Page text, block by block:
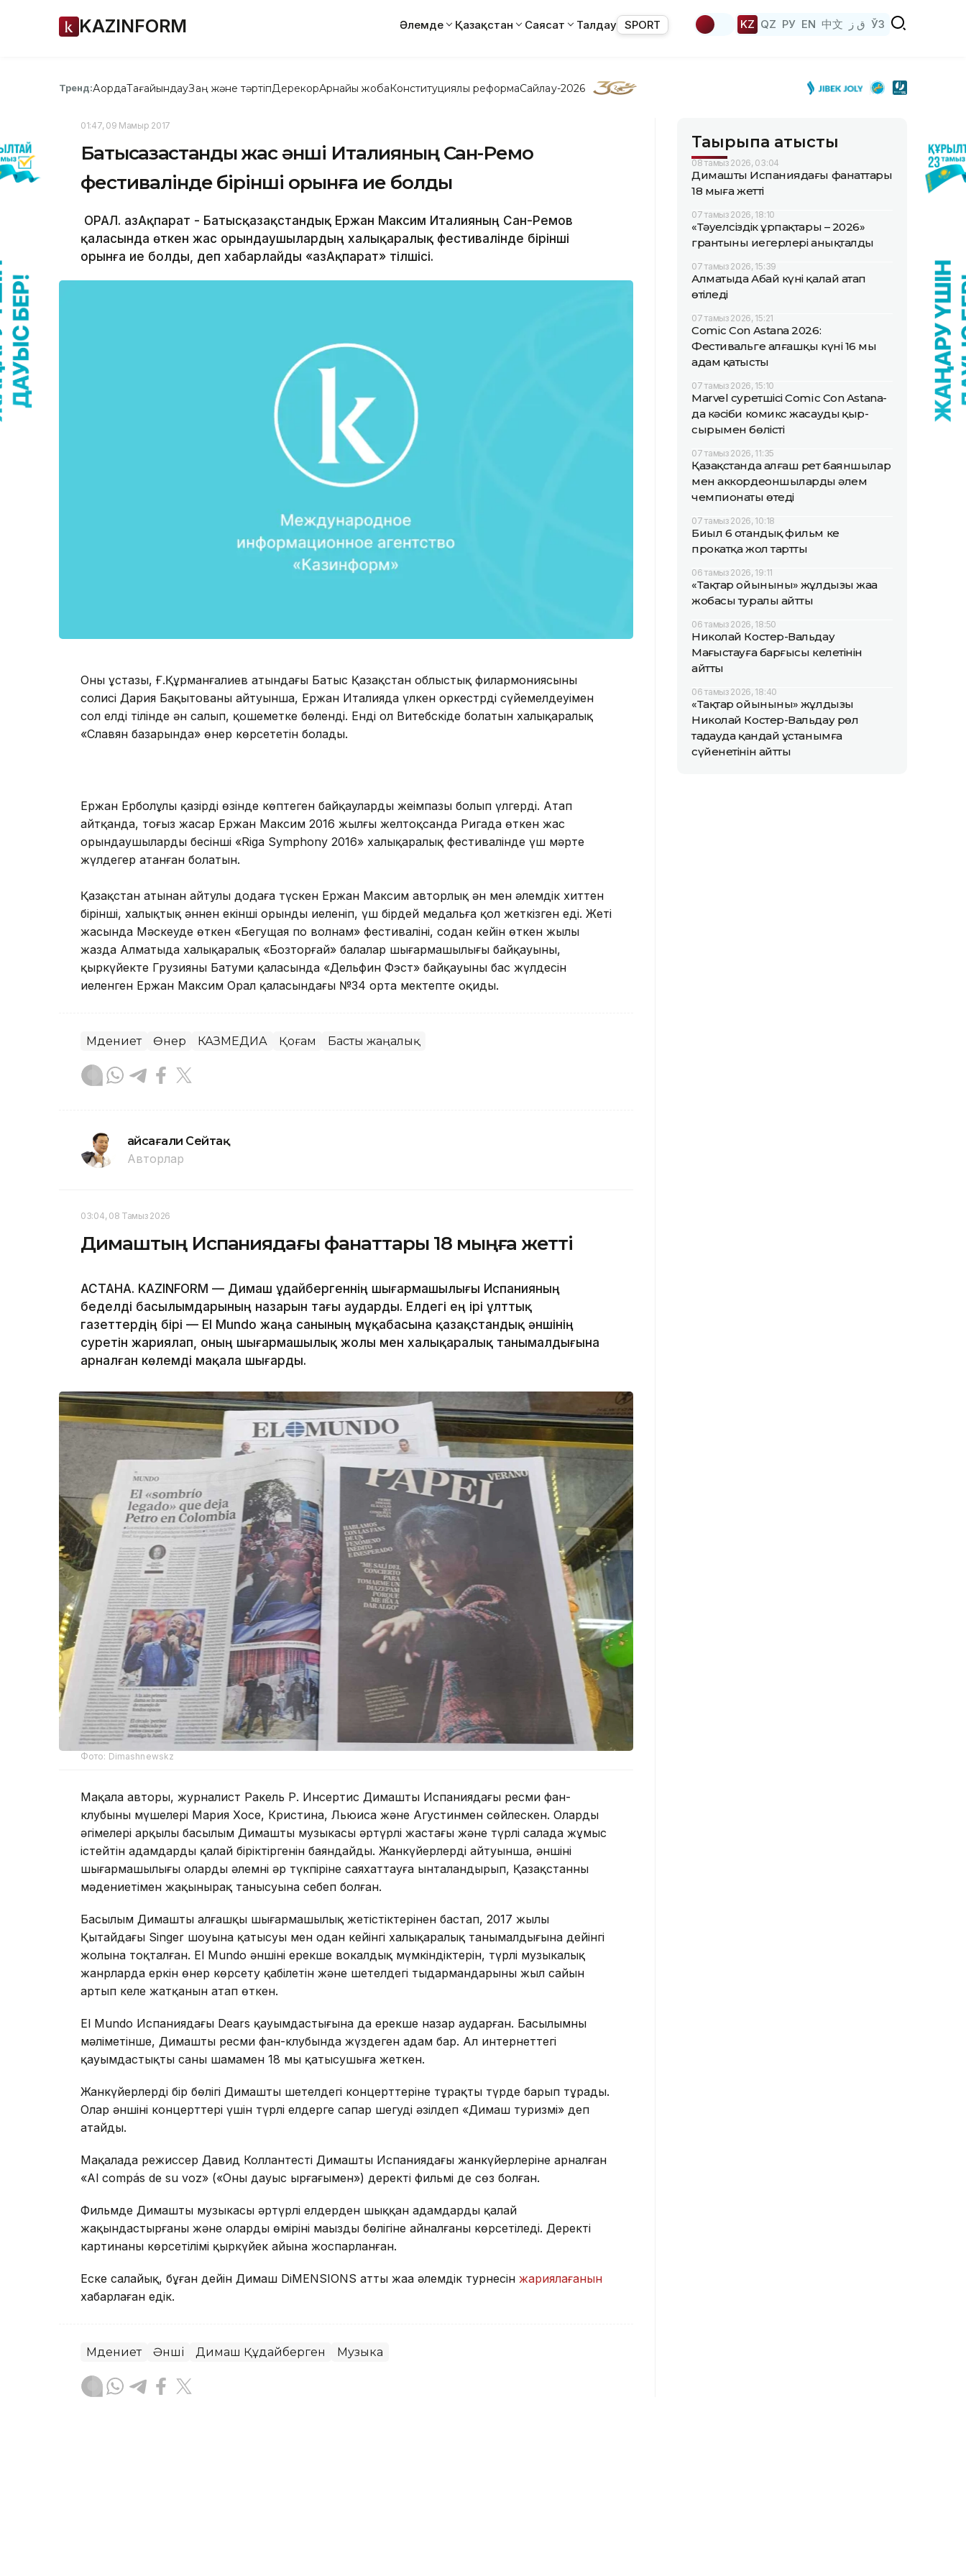
KAZINFORM Әлемде Қазақстан Саясат Талдау SPORT KZ QZ РУ EN 中文 ق ز ЎЗ
Тренд:АқордаТағайындауЗаң және тәртіпДерекқорАрнайы жобаКонституциялық реформаСайлау-2026
01:47, 09 Мамыр 2017
Батысқазақстандық жас әнші Италияның Сан-Ремо
фестивалінде бірінші орынға ие болды
ОРАЛ. ҚазАқпарат - Батысқазақстандық Ержан Максим Италияның Сан-Ремов
қаласында өткен жас орындаушылардың халықаралық фестивалінде бірінші
орынға ие болды, деп хабарлайды «ҚазАқпарат» тілшісі.
Оның ұстазы, Ғ.Құрманғалиев атындағы Батыс Қазақстан облыстық филармониясының
солисі Дария Бақытованың айтуынша, Ержан Италияда үлкен оркестрдің сүйемелдеуімен
сол елдің тілінде ән салып, қошеметке бөленді. Енді ол Витебскіде болатын халықаралық
«Славян базарында» өнер көрсететін болады.
Ержан Ерболұлы қазірдің өзінде көптеген байқаулардың жеңімпазы болып үлгерді. Атап
айтқанда, тоғыз жасар Ержан Максим 2016 жылғы желтоқсанда Ригада өткен жас
орындаушылардың бесінші «Riga Symphony 2016» халықаралық фестивалінде үш мәрте
жүлдегер атанған болатын.
Қазақстан атынан айтулы додаға түскен Ержан Максим авторлық ән мен әлемдік хиттен
бірінші, халықтық әннен екінші орынды иеленіп, үш бірдей медальға қол жеткізген еді. Жеті
жасында Мәскеуде өткен «Бегущая по волнам» фестивалінің, содан кейін өткен жылы
жазда Алматыда халықаралық «Бозторғай» балалар шығармашылығы байқауының,
қыркүйекте Грузияның Батуми қаласында «Дельфин Фэст» байқауының бас жүлдесін
иеленген Ержан Максим Орал қаласындағы №34 орта мектепте оқиды.
Мәдениет Өнер КАЗМЕДИА Қоғам Басты жаңалық
Ғайсағали Сейтақ
Авторлар
03:04, 08 Тамыз 2026
Димаштың Испаниядағы фанаттары 18 мыңға жетті
АСТАНА. KAZINFORM — Димаш Құдайбергеннің шығармашылығы Испанияның
беделді басылымдарының назарын тағы аударды. Елдегі ең ірі ұлттық
газеттердің бірі — El Mundo жаңа санының мұқабасына қазақстандық әншінің
суретін жариялап, оның шығармашылық жолы мен халықаралық танымалдығына
арналған көлемді мақала шығарды.
Фото: Dimashnewskz
Мақала авторы, журналист Ракель Р. Инсертис Димаштың Испаниядағы ресми фан-
клубының мүшелері Мария Хосе, Кристина, Льюиса және Агустинмен сөйлескен. Олардың
әңгімелері арқылы басылым Димаштың музыкасы әртүрлі жастағы және түрлі салада жұмыс
істейтін адамдарды қалай біріктіргенін баяндайды. Жанкүйерлердің айтуынша, әншінің
шығармашылығы оларды әлемнің әр түкпіріне саяхаттауға ынталандырып, Қазақстанның
мәдениетімен жақынырақ танысуына себеп болған.
Басылым Димаштың алғашқы шығармашылық жетістіктерінен бастап, 2017 жылы
Қытайдағы Singer шоуына қатысуы мен одан кейінгі халықаралық танымалдығына дейінгі
жолына тоқталған. El Mundo әншінің ерекше вокалдық мүмкіндіктерін, түрлі музыкалық
жанрларда еркін өнер көрсету қабілетін және шетелдегі тыңдармандарының жыл сайын
артып келе жатқанын атап өткен.
El Mundo Испаниядағы Dears қауымдастығына да ерекше назар аударған. Басылымның
мәліметінше, Димаштың ресми фан-клубында жүздеген адам бар. Ал интернеттегі
қауымдастықтың саны шамамен 18 мың қатысушыға жеткен.
Жанкүйерлердің бір бөлігі Димаштың шетелдегі концерттеріне тұрақты түрде барып тұрады.
Олар әншінің концерттері үшін түрлі елдерге сапар шегуді әзілдеп «Димаш туризмі» деп
атайды.
Мақалада режиссер Давид Коллантестің Димаштың Испаниядағы жанкүйерлеріне арналған
«Al compás de su voz» («Оның дауыс ырғағымен») деректі фильмі де сөз болған.
Фильмде Димаштың музыкасы әртүрлі елдерден шыққан адамдарды қалай
жақындастырғаны және олардың өмірінің маңызды бөлігіне айналғаны көрсетіледі. Деректі
картинаның көрсетілімі қыркүйек айына жоспарланған.
Еске салайық, бұған дейін Димаш DiMENSIONS атты жаңа әлемдік турнесін жариялағанын
хабарлаған едік.
Мәдениет Әнші Димаш Құдайберген Музыка
Тақырыпқа қатысты
08 тамыз 2026, 03:04
Димаштың Испаниядағы фанаттары
18 мыңға жетті
07 тамыз 2026, 18:10
«Тәуелсіздік ұрпақтары – 2026»
грантының иегерлері анықталды
07 тамыз 2026, 15:39
Алматыда Абай күні қалай атап
өтіледі
07 тамыз 2026, 15:21
Comic Con Astana 2026:
Фестивальге алғашқы күні 16 мың
адам қатысты
07 тамыз 2026, 15:10
Marvel суретшісі Comic Con Astana-
да кәсіби комикс жасаудың қыр-
сырымен бөлісті
07 тамыз 2026, 11:35
Қазақстанда алғаш рет баяншылар
мен аккордеоншылардың әлем
чемпионаты өтеді
07 тамыз 2026, 10:18
Биыл 6 отандық фильм кең
прокатқа жол тартты
06 тамыз 2026, 19:11
«Тақтар ойынының» жұлдызы жаңа
жобасы туралы айтты
06 тамыз 2026, 18:50
Николай Костер-Вальдау
Маңғыстауға барғысы келетінін
айтты
06 тамыз 2026, 18:40
«Тақтар ойынының» жұлдызы
Николай Костер-Вальдау рөл
таңдауда қандай ұстанымға
сүйенетінін айтты